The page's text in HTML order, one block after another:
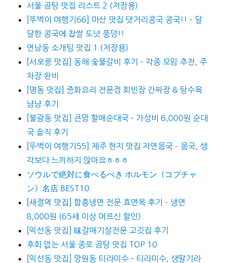
서울 곰탕 맛집 리스트 2 (저장용)
[뚜벅이 여행기66] 마산 맛집 댓거리콩국 콩국!! – 달
달한 콩국에 찹쌀 도넛 풍덩!!
연남동 소개팅 맛집 1 (저장용)
[서오릉 맛집] 동해 숯불갈비 후기 – 각종 모임 추천, 주
차장 완비
[명동 맛집] 중화요리 전문점 회빈장 간짜장 & 탕수육
냠냠 후기
[불광동 맛집] 큰맘 할매순대국 – 가성비 6,000원 순대
국 솔직 후기
[뚜벅이 여행기55] 제주 현지 맛집 자연몸국 – 몸국, 생
각보다 느끼하지 않아요ㅎㅎㅎ
ソウルで絶対に食べるべき ホルモン（コプチャ
ン）名店 BEST10
[새절역 맛집] 함흥냉면 전문 효면옥 후기 – 냉면
8,000원 (65세 이상 어르신 할인)
[익선동 맛집] 味갈매기살전문 고깃집 후기
후회 없는 서울 종로 곰탕 맛집 TOP 10
[익선동 맛집] 망원동 티라미수 – 티라미수, 생딸기라